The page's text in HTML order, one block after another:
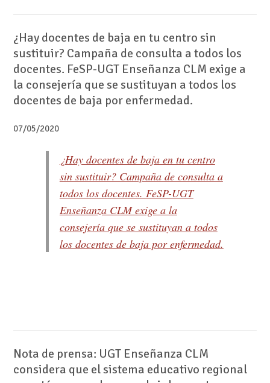
¿Hay docentes de baja en tu centro sin
sustituir? Campaña de consulta a todos los
docentes. FeSP-UGT Enseñanza CLM exige a
la consejería que se sustituyan a todos los
docentes de baja por enfermedad.
07/05/2020
¿Hay docentes de baja en tu centro
sin sustituir? Campaña de consulta a
todos los docentes. FeSP-UGT
Enseñanza CLM exige a la
consejería que se sustituyan a todos
los docentes de baja por enfermedad.
Nota de prensa: UGT Enseñanza CLM
considera que el sistema educativo regional